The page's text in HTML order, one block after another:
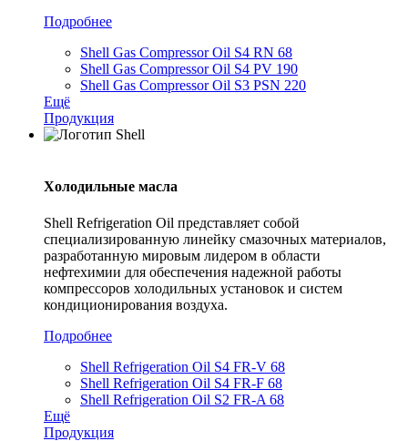
Подробнее
Shell Gas Compressor Oil S4 RN 68
Shell Gas Compressor Oil S4 PV 190
Shell Gas Compressor Oil S3 PSN 220
Ещё
Продукция
Холодильные масла
Shell Refrigeration Oil представляет собой
специализированную линейку смазочных материалов,
разработанную мировым лидером в области
нефтехимии для обеспечения надежной работы
компрессоров холодильных установок и систем
кондиционирования воздуха.
Подробнее
Shell Refrigeration Oil S4 FR-V 68
Shell Refrigeration Oil S4 FR-F 68
Shell Refrigeration Oil S2 FR-A 68
Ещё
Продукция